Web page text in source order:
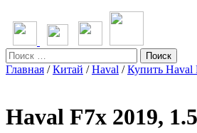
Закрыть
Поиск
Главная /Китай /Haval /Купить Haval
Haval F7x 2019,